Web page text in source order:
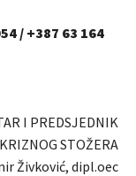
/ +387 63 164
I PREDSJEDNIK
KRIZNOG STOŽERA
Živković, dipl.oec